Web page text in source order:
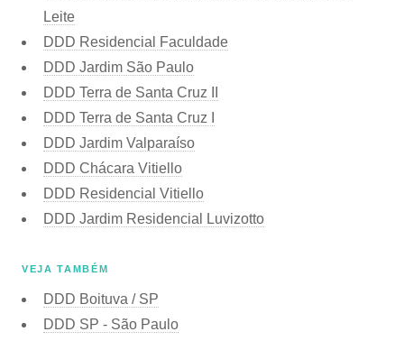
Leite
DDD Residencial Faculdade
DDD Jardim São Paulo
DDD Terra de Santa Cruz II
DDD Terra de Santa Cruz I
DDD Jardim Valparaíso
DDD Chácara Vitiello
DDD Residencial Vitiello
DDD Jardim Residencial Luvizotto
VEJA TAMBÉM
DDD Boituva / SP
DDD SP - São Paulo